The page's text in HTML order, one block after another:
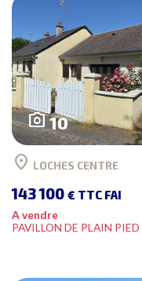
photo_camera10
location_on LOCHES CENTRE
143 100€ TTC FAI
A vendre
PAVILLON DE PLAIN PIED